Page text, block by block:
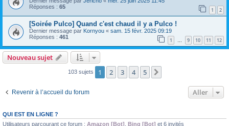
Réponses : 65 1 2
[Soirée Pulco] Quand c'est chaud il y a Pulco !
Dernier message par Kornyou « sam. 15 févr. 2025 09:19
Réponses : 461 1 … 9 10 11 12
Nouveau sujet
103 sujets 1 2 3 4 5
Revenir à l’accueil du forum Aller
QUI EST EN LIGNE ?
Utilisateurs parcourant ce forum : Amazon [Bot] Bing [Bot] et 6 invités